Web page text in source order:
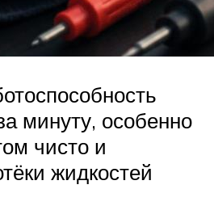
минуту, особенно
чисто и
жидкостей